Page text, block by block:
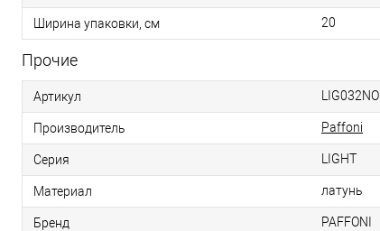
Ширина упаковки, см 20
Прочие
Артикул LIG032NO
Производитель Paffoni
Серия LIGHT
Материал латунь
Бренд PAFFONI